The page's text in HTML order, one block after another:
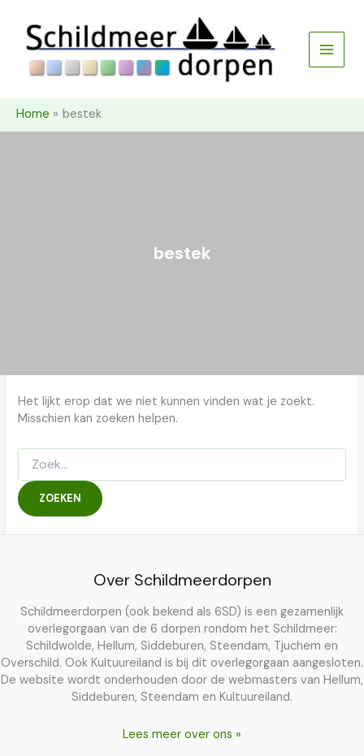
inhoud
Home bestek
bestek
Het lijkt erop dat we niet kunnen vinden wat je zoekt.
Misschien kan zoeken helpen.
Zoek
naar:
Over Schildmeerdorpen
Schildmeerdorpen (ook bekend als 6SD) is een gezamenlijk
overlegorgaan van de 6 dorpen rondom het Schildmeer:
Schildwolde, Hellum, Siddeburen, Steendam, Tjuchem en
Overschild. Ook Kultuureiland is bij dit overlegorgaan aangesloten.
De website wordt onderhouden door de webmasters van Hellum,
Siddeburen, Steendam en Kultuureiland.
Lees meer over ons »